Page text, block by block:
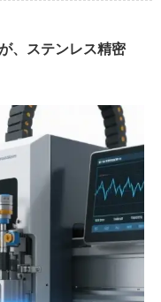
、ステンレス精密